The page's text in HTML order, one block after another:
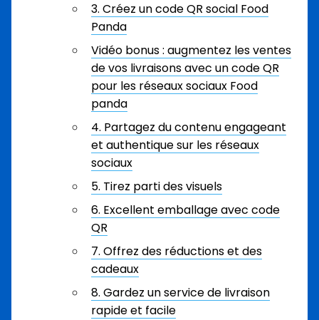
3. Créez un code QR social Food
Panda
Vidéo bonus : augmentez les ventes
de vos livraisons avec un code QR
pour les réseaux sociaux Food
panda
4. Partagez du contenu engageant
et authentique sur les réseaux
sociaux
5. Tirez parti des visuels
6. Excellent emballage avec code
QR
7. Offrez des réductions et des
cadeaux
8. Gardez un service de livraison
rapide et facile